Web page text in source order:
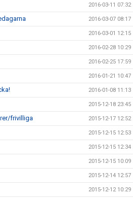
2016-03-11 07:32
2016-03-07 08:17
2016-03-01 12:15
2016-02-28 10:29
2016-02-25 17:59
2016-01-21 10:47
2016-01-08 11:13
2015-12-18 23:45
frivilliga 2015-12-17 12:52
2015-12-15 12:53
2015-12-15 12:34
2015-12-15 10:09
2015-12-14 12:57
2015-12-12 10:29